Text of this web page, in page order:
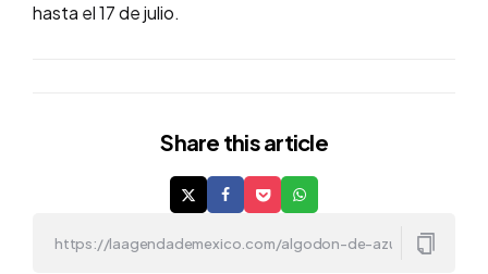
hasta el 17 de julio.
Share this article